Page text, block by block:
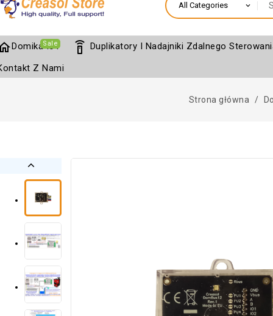
Domika IoT
Sale settings_remote Duplikatory I Nadajniki Zdalnego
Z Nami
Strona główna
